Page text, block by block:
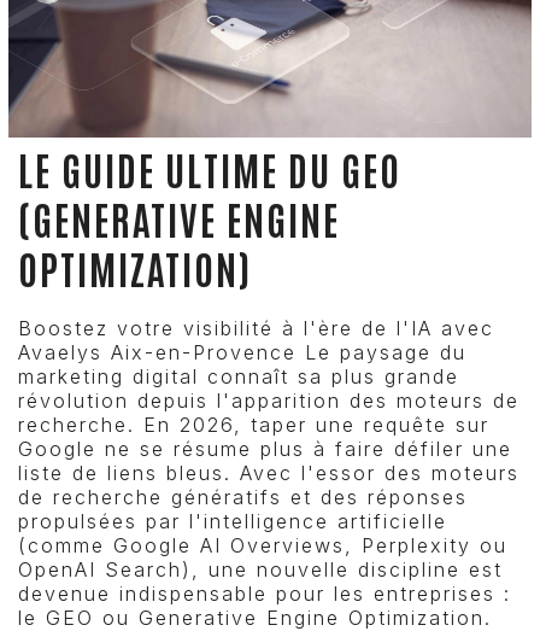
LE GUIDE ULTIME DU GEO
(GENERATIVE ENGINE
OPTIMIZATION)
Boostez votre visibilité à l'ère de l'IA avec
Avaelys Aix-en-Provence Le paysage du
marketing digital connaît sa plus grande
révolution depuis l'apparition des moteurs de
recherche. En 2026, taper une requête sur
Google ne se résume plus à faire défiler une
liste de liens bleus. Avec l'essor des moteurs
de recherche génératifs et des réponses
propulsées par l'intelligence artificielle
(comme Google AI Overviews, Perplexity ou
OpenAI Search), une nouvelle discipline est
devenue indispensable pour les entreprises :
le GEO ou Generative Engine Optimization.